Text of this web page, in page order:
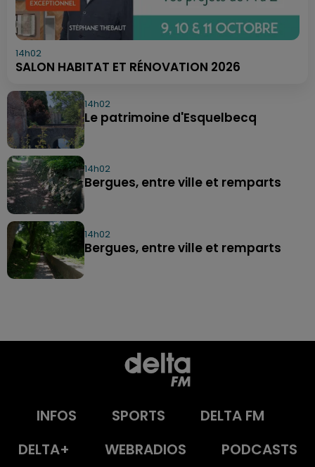
14h02
SALON HABITAT ET RÉNOVATION 2026
14h02
Le patrimoine d'Esquelbecq
14h02
Bergues, entre ville et remparts
14h02
Bergues, entre ville et remparts
INFOS SPORTS
DELTA FM
DELTA+
WEBRADIOS PODCASTS